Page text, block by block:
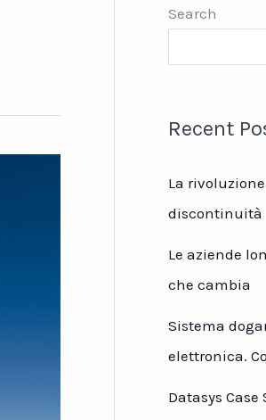
Search
Recent
La
discontinuità
Le aziende
che cambia
Sistema
elettronica.
Datasys